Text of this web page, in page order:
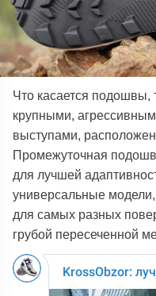
Что касается подошвы,
крупными,
выступами,
Промежуточная
для лучшей
универсальные
для самых разных
грубой пересеченной